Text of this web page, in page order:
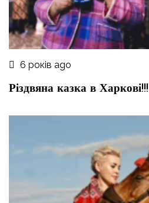
6 років ago
Різдвяна казка в Харкові!!!